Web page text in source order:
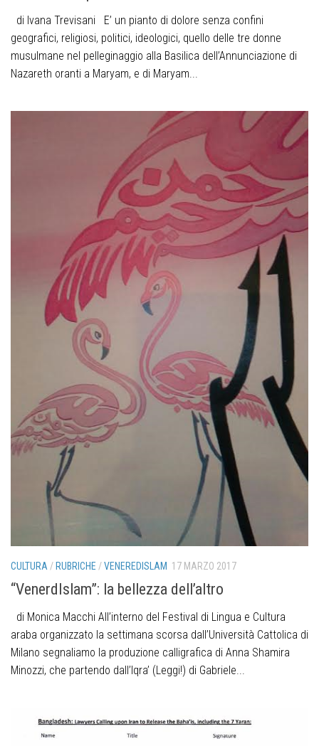
di Ivana Trevisani E’ un pianto di dolore senza confini
geografici, religiosi, politici, ideologici, quello delle tre donne
musulmane nel pelleginaggio alla Basilica dell’Annunciazione di
Nazareth oranti a Maryam, e di Maryam...
CULTURA /RUBRICHE /VENEREDISLAM 17 MARZO 2017
“VenerdIslam”: la bellezza dell’altro
di Monica Macchi All’interno del Festival di Lingua e Cultura
araba organizzato la settimana scorsa dall’Università Cattolica di
Milano segnaliamo la produzione calligrafica di Anna Shamira
Minozzi, che partendo dall’Iqra’ (Leggi!) di Gabriele...